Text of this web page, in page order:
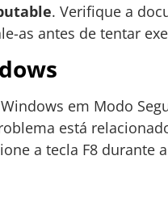
. Verifique a
as antes de tentar
em Modo
está
a tecla F8 durante